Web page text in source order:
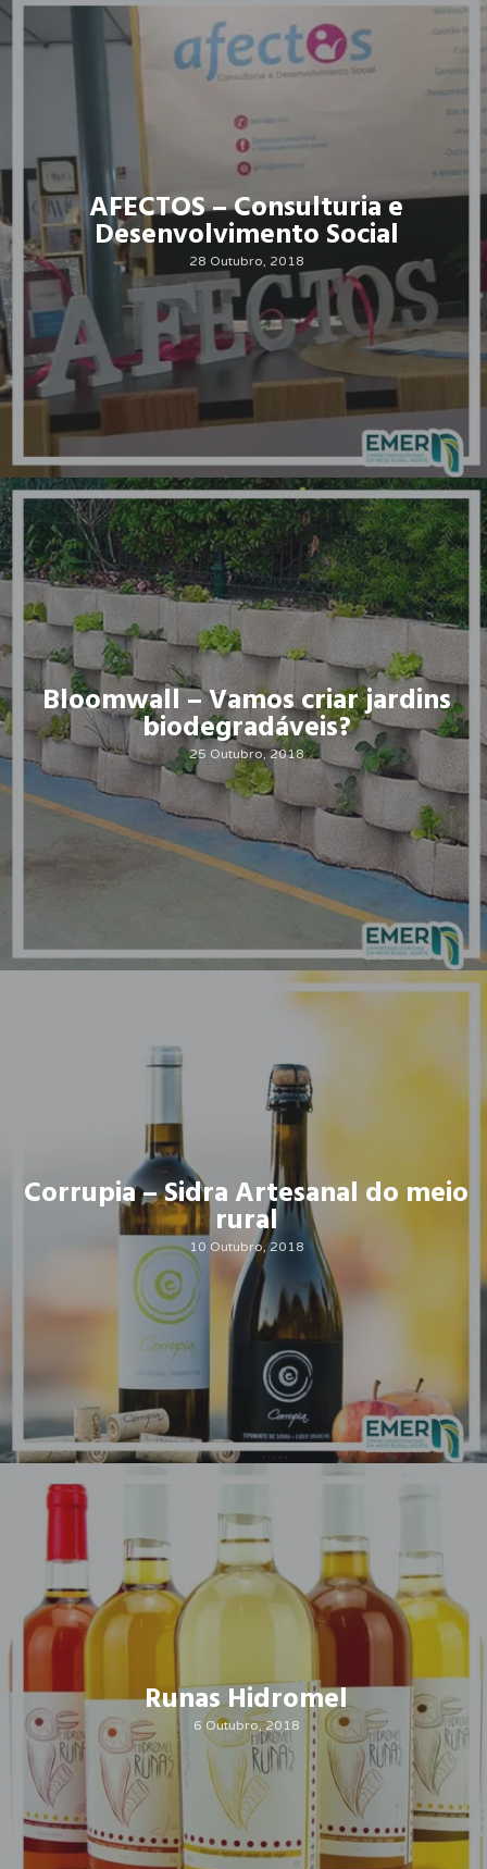
AFECTOS – Consulturia e
Desenvolvimento Social
28 Outubro, 2018
Bloomwall – Vamos criar jardins
biodegradáveis?
25 Outubro, 2018
Corrupia – Sidra Artesanal do meio
rural
10 Outubro, 2018
Runas Hidromel
6 Outubro, 2018